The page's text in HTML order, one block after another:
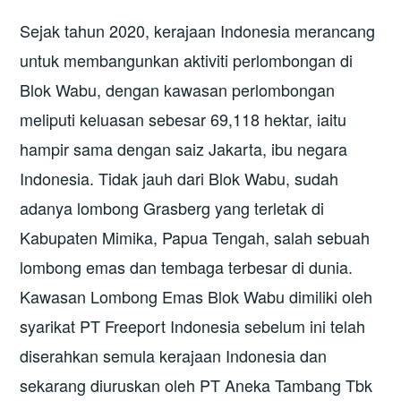
Sejak tahun 2020, kerajaan Indonesia merancang
untuk membangunkan aktiviti perlombongan di
Blok Wabu, dengan kawasan perlombongan
meliputi keluasan sebesar 69,118 hektar, iaitu
hampir sama dengan saiz Jakarta, ibu negara
Indonesia. Tidak jauh dari Blok Wabu, sudah
adanya lombong Grasberg yang terletak di
Kabupaten Mimika, Papua Tengah, salah sebuah
lombong emas dan tembaga terbesar di dunia.
Kawasan Lombong Emas Blok Wabu dimiliki oleh
syarikat PT Freeport Indonesia sebelum ini telah
diserahkan semula kerajaan Indonesia dan
sekarang diuruskan oleh PT Aneka Tambang Tbk